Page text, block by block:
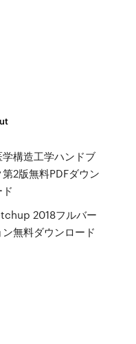
学構造工学ハンドブ
第2版無料PDFダウン
2018フルバー
ン無料ダウンロード